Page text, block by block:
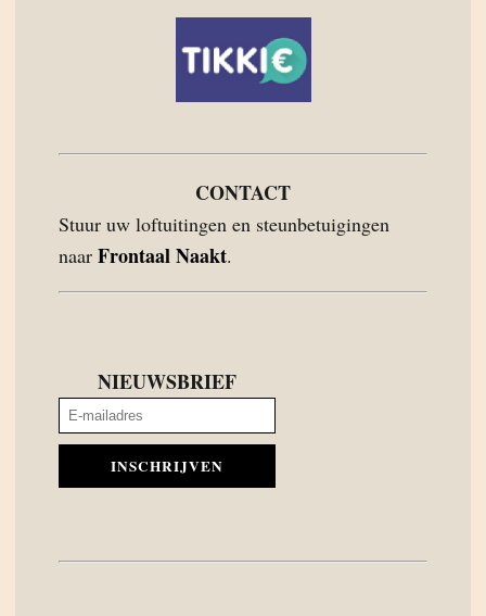
CONTACT
Stuur uw loftuitingen en steunbetuigingen
naar Frontaal Naakt.
NIEUWSBRIEF
INSCHRIJVEN